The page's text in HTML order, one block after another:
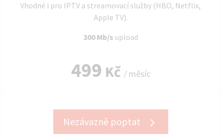
Vhodné i pro IPTV a streamovací služby (HBO, Netflix,
Apple TV).
300 Mb/s upload
499 Kč / měsíc
Nezávazně poptat